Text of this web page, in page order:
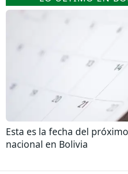
Esta es la fecha del
nacional en Bolivia